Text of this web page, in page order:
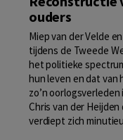
ouders
Miep van der Velde
tijdens de Tweede
het politieke
hun leven en dat van
zo’n
Chris van der
verdiept zich